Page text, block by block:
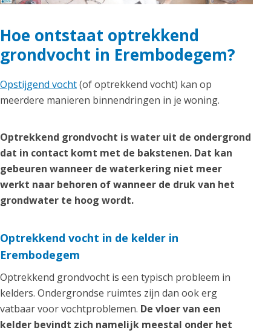
Hoe ontstaat optrekkend
grondvocht in Erembodegem?
Opstijgend vocht(of optrekkend vocht) kan op
meerdere manieren binnendringen in je woning.
Optrekkend grondvocht is water uit de ondergrond
dat in contact komt met de bakstenen. Dat kan
gebeuren wanneer de waterkering niet meer
werkt naar behoren of wanneer de druk van het
grondwater te hoog wordt.
Optrekkend vocht in de kelder in
Erembodegem
Optrekkend grondvocht is een typisch probleem in
kelders. Ondergrondse ruimtes zijn dan ook erg
vatbaar voor vochtproblemen. De vloer van een
kelder bevindt zich namelijk meestal onder het